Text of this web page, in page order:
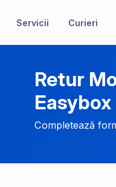
Servicii Curieri
Retur
Easybox
Completează